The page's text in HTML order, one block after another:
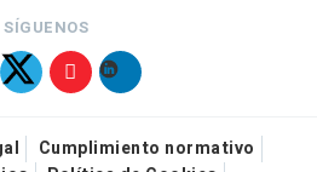
SÍGUENOS
Cumplimiento normativo